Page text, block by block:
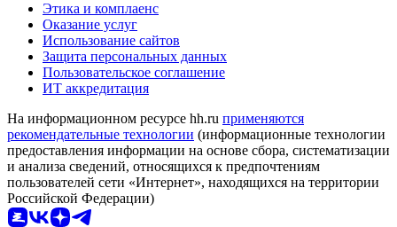
Этика и комплаенс
Оказание услуг
Использование сайтов
Защита персональных данных
Пользовательское соглашение
ИТ аккредитация
На информационном ресурсе hh.ru применяются
рекомендательные технологии (информационные технологии
предоставления информации на основе сбора, систематизации
и анализа сведений, относящихся к предпочтениям
пользователей сети «Интернет», находящихся на территории
Российской Федерации)